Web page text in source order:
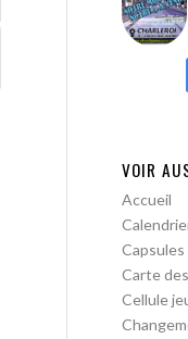
VOIR
Accueil
Carte
Cellule